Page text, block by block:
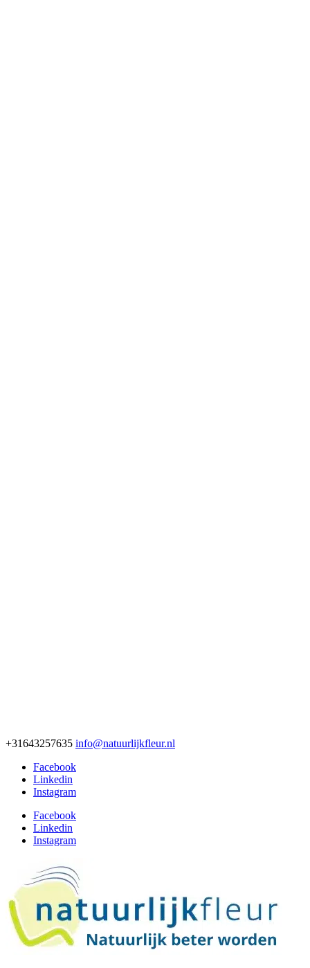
+31643257635 info@natuurlijkfleur.nl
Facebook
Linkedin
Instagram
Facebook
Linkedin
Instagram